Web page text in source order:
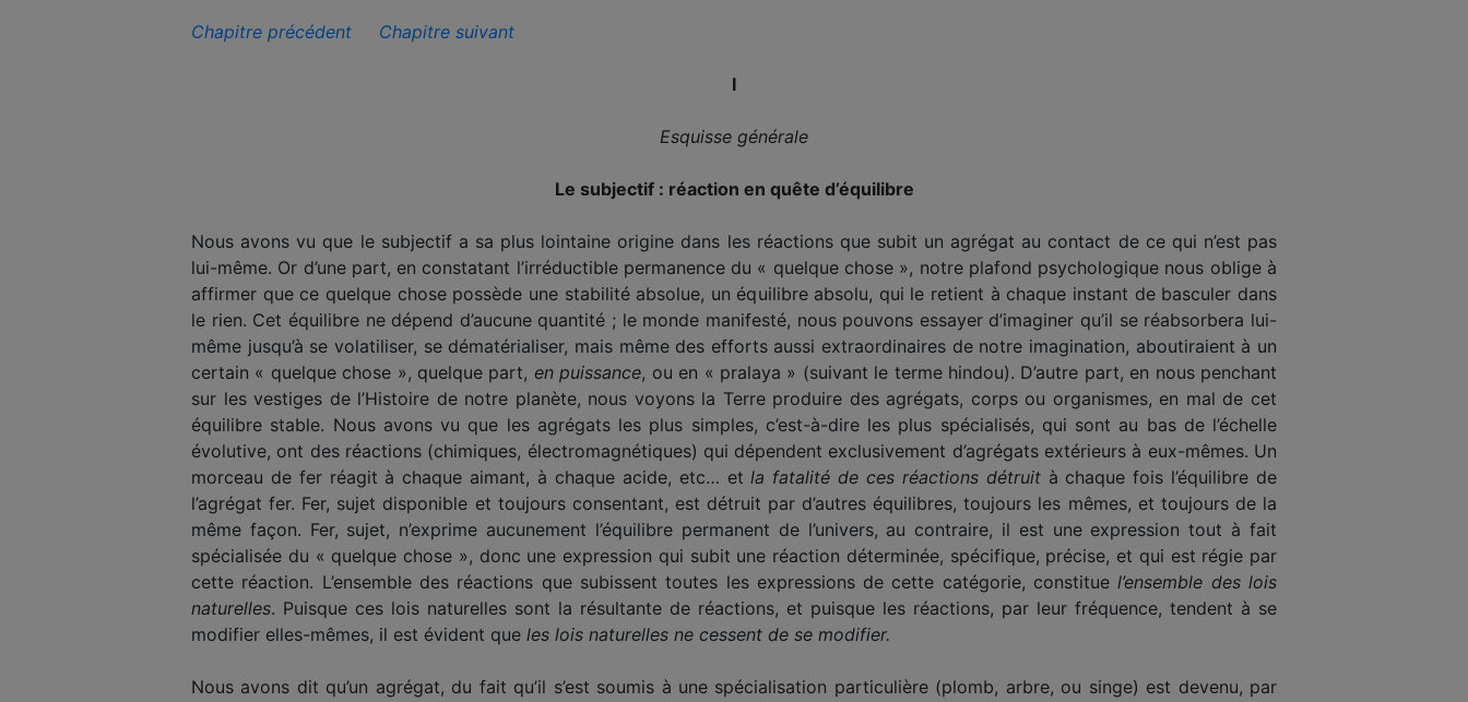
Chapitre précédent Chapitre suivant
I
Esquisse générale
Le subjectif : réaction en quête d’équilibre
Nous avons vu que le subjectif a sa plus lointaine origine dans les réactions que subit un agré­gat au contact de ce qui n’est pas
lui-même. Or d’une part, en constatant l’irréductible permanence du « quelque chose », notre plafond psycholo­gique nous oblige à
affirmer que ce quelque chose possède une stabilité absolue, un équilibre absolu, qui le retient à chaque instant de basculer dans
le rien. Cet équilibre ne dépend d’aucune quantité ; le monde manifesté, nous pouvons essayer d’ima­giner qu’il se réabsorbera lui-
même jusqu’à se vola­tiliser, se dématérialiser, mais même des efforts aussi extraordinaires de notre imagination, abouti­raient à un
certain « quelque chose », quelque part, en puissance, ou en « pralaya » (suivant le terme hindou). D’autre part, en nous penchant
sur les vestiges de l’Histoire de notre planète, nous voyons la Terre produire des agrégats, corps ou orga­nismes, en mal de cet
équilibre stable. Nous avons vu que les agrégats les plus simples, c’est-à-dire les plus spécialisés, qui sont au bas de l’échelle
évolutive, ont des réactions (chimiques, électro­magnétiques) qui dépendent exclusivement d’agré­gats extérieurs à eux-mêmes. Un
morceau de fer réagit à chaque aimant, à chaque acide, etc… etla fatalité de ces réactions détruità chaque fois l’équilibre de
l’agrégat fer. Fer, sujet disponible et toujours consentant, est détruit par d’autres équi­libres, toujours les mêmes, et toujours de la
même façon. Fer, sujet, n’exprime aucunement l’équi­libre permanent de l’univers, au contraire, il est une expression tout à fait
spécialisée du « quelque chose », donc une expression qui subit une réaction déterminée, spécifique, précise, et qui est régie par
cette réaction. L’ensemble des réactions que subissent toutes les expressions de cette catégorie, constituel’ensemble des lois
naturelles. Puisque ces lois naturelles sont la résultante de réactions, et puisque les réactions, par leur fréquence, tendent à se
modifier elles-mêmes, il est évident que les lois naturelles ne cessent de se modifier.
Nous avons dit qu’un agrégat, du fait qu’il s’est soumis à une spécialisation particulière (plomb, arbre, ou singe) est devenu, par